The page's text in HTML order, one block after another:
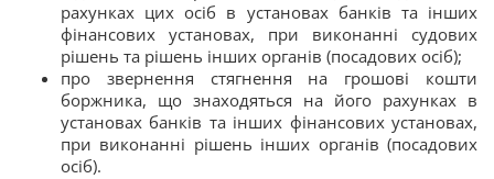
рахунках цих осіб в установах банків та інших
фінансових установах, при виконанні судових
рішень та рішень інших органів (посадових осіб);
про звернення стягнення на грошові кошти
боржника, що знаходяться на його рахунках в
установах банків та інших фінансових установах,
при виконанні рішень інших органів (посадових
осіб).